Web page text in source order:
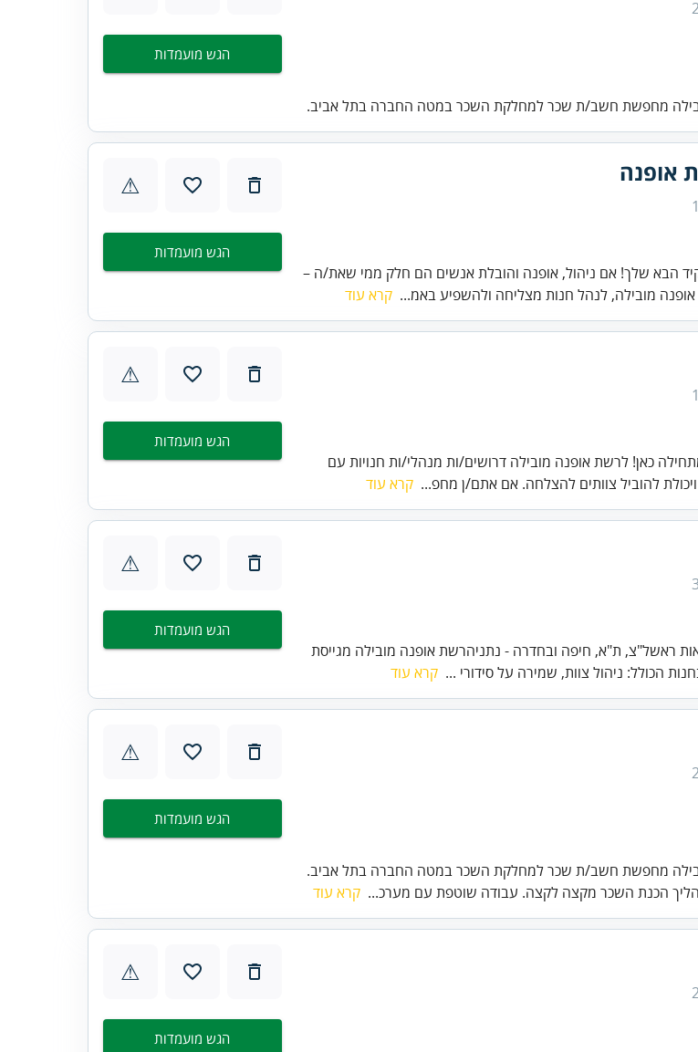
מובילה מחפשת חשב/ת שכר למחלקת השכר במטה החברה בתל אביב.
הגש מועמדות
אופנה
הבא שלך! אם ניהול, אופנה והובלת אנשים הם חלק ממי שאת/ה –
מובילה, לנהל חנות מצליחה ולהשפיע באמ... קרא עוד
⚠
הגש מועמדות
כאן! לרשת אופנה מובילה דרושים/ות מנהלי/ות חנויות עם
ויכולת להוביל צוותים להצלחה. אם אתם/ן מחפ... קרא עוד
⚠
הגש מועמדות
ראשל"צ, ת"א, חיפה ובחדרה - נתניהרשת אופנה מובילה מגייסת
הכולל: ניהול צוות, שמירה על סידורי ... קרא עוד
⚠
הגש מועמדות
מובילה מחפשת חשב/ת שכר למחלקת השכר במטה החברה בתל אביב.
הכנת השכר מקצה לקצה. עבודה שוטפת עם מערכ... קרא עוד
⚠
הגש מועמדות
⚠
הגש מועמדות